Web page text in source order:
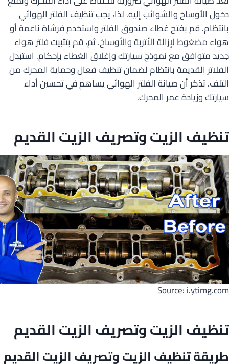
دخول الأوساخ والشوائب إليه. لذا، يجب تنظيف الفلتر الهوائي
بانتظام. قم بفتح غطاء صندوق الفلتر واستخدم فرشاة ناعمة أو
هواء مضغوط لإزالة الأتربة والأوساخ. ثم، قم بتثبيت فلتر هواء
جديد متوافق مع نموذج سيارتك وإغلاق الغطاء بإحكام. استبدل
الفلاتر القديمة بانتظام لضمان تنظيف فعال وحماية المحرك من
التلف. تذكر أن صيانة الفلتر الهوائي يساهم في تحسين أداء
سيارتك وزيادة عمر المحرك.
تنظيف الزيت وتصريف الزيت القديم
Source: i.ytimg.com
تنظيف الزيت وتصريف الزيت القديم
طريقة تنظيف الزيت وتصريف الزيت القديم